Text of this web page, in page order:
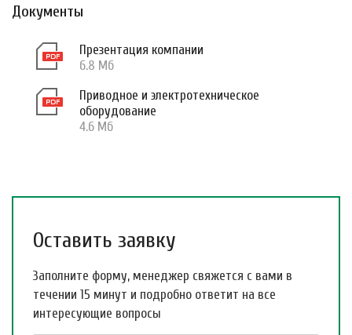
Документы
Презентация компании
6.8 Мб
Приводное и электротехническое
оборудование
4.6 Мб
Оставить заявку
Заполните форму, менеджер свяжется с вами в
течении 15 минут и подробно ответит на все
интересующие вопросы